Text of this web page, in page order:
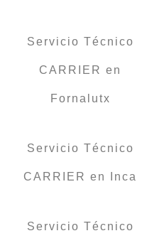
Servicio Técnico
CARRIER en
Fornalutx
Servicio Técnico
CARRIER en Inca
Servicio Técnico